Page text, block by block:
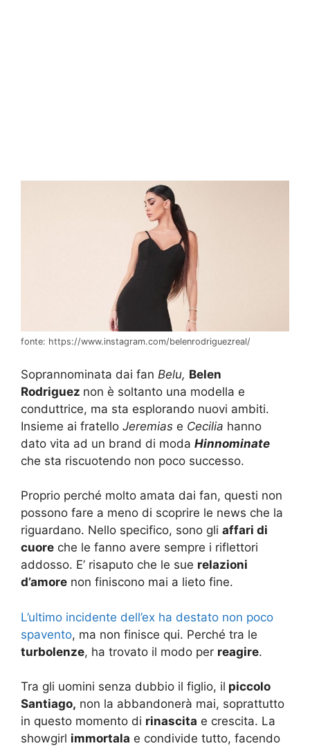
fonte: https://www.instagram.com/belenrodriguezreal/
Soprannominata dai fan Belu, Belen
Rodriguez non è soltanto una modella e
conduttrice, ma sta esplorando nuovi ambiti.
Insieme ai fratello Jeremias e Cecilia hanno
dato vita ad un brand di moda Hinnominate
che sta riscuotendo non poco successo.
Proprio perché molto amata dai fan, questi non
possono fare a meno di scoprire le news che la
riguardano. Nello specifico, sono gli affari di
cuore che le fanno avere sempre i riflettori
addosso. E’ risaputo che le sue relazioni
d’amore non finiscono mai a lieto fine.
L’ultimo incidente dell’ex ha destato non poco
spavento, ma non finisce qui. Perché tra le
turbolenze, ha trovato il modo per reagire.
Tra gli uomini senza dubbio il figlio, il piccolo
Santiago, non la abbandonerà mai, soprattutto
in questo momento di rinascita e crescita. La
showgirl immortala e condivide tutto, facendo